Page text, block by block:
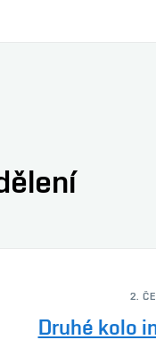
2.
Druhé kolo